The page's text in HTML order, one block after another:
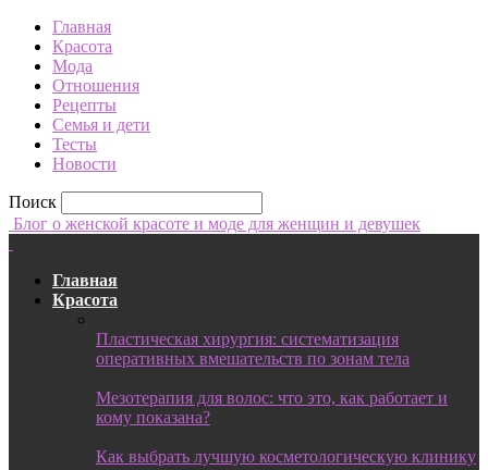
Главная
Красота
Мода
Отношения
Рецепты
Семья и дети
Тесты
Новости
Поиск
Блог о женской красоте и моде для женщин и девушек
Главная
Красота
Пластическая хирургия: систематизация
оперативных вмешательств по зонам тела
Мезотерапия для волос: что это, как работает и
кому показана?
Как выбрать лучшую косметологическую клинику